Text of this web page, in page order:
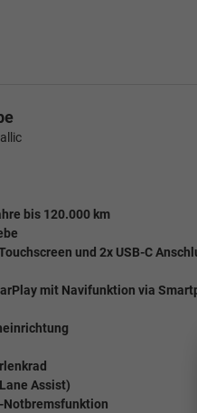
bis 120.000 km
und 2x USB-C
mit Navifunktion via
Assist)